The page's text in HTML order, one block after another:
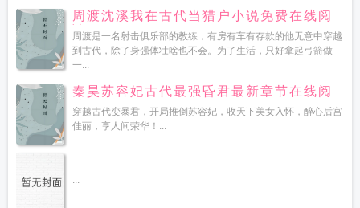
周渡沈溪我在古代当猎户小说免费在线阅
读
周渡是一名射击俱乐部的教练，有房有车有存款的他无意中穿越
到古代，除了身强体壮啥也不会。为了生活，只好拿起弓箭做
一...
秦昊苏容妃古代最强昏君最新章节在线阅
读
穿越古代变暴君，开局推倒苏容妃，收天下美女入怀，醉心后宫
佳丽，享人间荣华！...
...